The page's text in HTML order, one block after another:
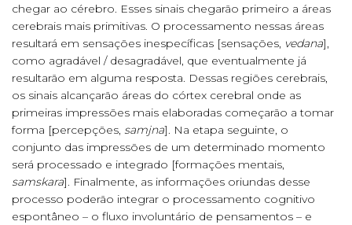
chegar ao cérebro. Esses sinais chegarão primeiro a áreas
cerebrais mais primitivas. O processamento nessas áreas
resultará em sensações inespecíficas [sensações, vedana],
como agradável / desagradável, que eventualmente já
resultarão em alguma resposta. Dessas regiões cerebrais,
os sinais alcançarão áreas do córtex cerebral onde as
primeiras impressões mais elaboradas começarão a tomar
forma [percepções, samjna]. Na etapa seguinte, o
conjunto das impressões de um determinado momento
será processado e integrado [formações mentais,
samskara]. Finalmente, as informações oriundas desse
processo poderão integrar o processamento cognitivo
espontâneo – o fluxo involuntário de pensamentos – e